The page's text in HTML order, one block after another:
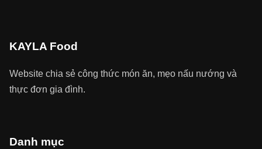
KAYLA Food
Website chia sẻ công thức món ăn, mẹo nấu nướng và
thực đơn gia đình.
Danh mục